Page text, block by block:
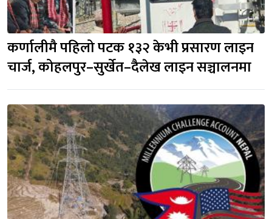
कर्णालीमै पहिलो पटक १३२ केभी प्रसारण लाइन
चार्ज, कोहलपुर–सुर्खेत–दैलेख लाइन सञ्चालनमा